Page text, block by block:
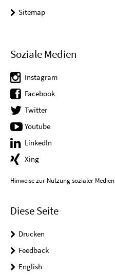
Sitemap
Soziale Medien
Instagram
Facebook
Twitter
Youtube
LinkedIn
Xing
Hinweise zur Nutzung sozialer Medien
Diese Seite
Drucken
Feedback
English